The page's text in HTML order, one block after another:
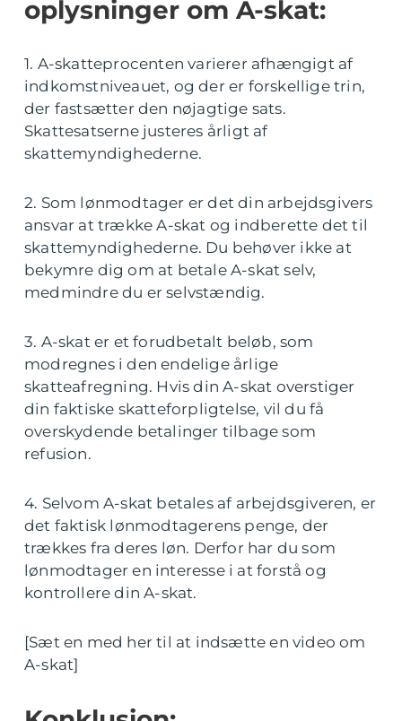
oplysninger om A-skat:
1. A-skatteprocenten varierer afhængigt af
indkomstniveauet, og der er forskellige trin,
der fastsætter den nøjagtige sats.
Skattesatserne justeres årligt af
skattemyndighederne.
2. Som lønmodtager er det din arbejdsgivers
ansvar at trække A-skat og indberette det til
skattemyndighederne. Du behøver ikke at
bekymre dig om at betale A-skat selv,
medmindre du er selvstændig.
3. A-skat er et forudbetalt beløb, som
modregnes i den endelige årlige
skatteafregning. Hvis din A-skat overstiger
din faktiske skatteforpligtelse, vil du få
overskydende betalinger tilbage som
refusion.
4. Selvom A-skat betales af arbejdsgiveren, er
det faktisk lønmodtagerens penge, der
trækkes fra deres løn. Derfor har du som
lønmodtager en interesse i at forstå og
kontrollere din A-skat.
[Sæt en med her til at indsætte en video om
A-skat]